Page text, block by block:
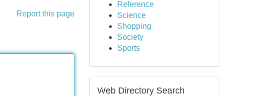
Report this page
Reference
Science
Shopping
Society
Sports
Web Directory Search